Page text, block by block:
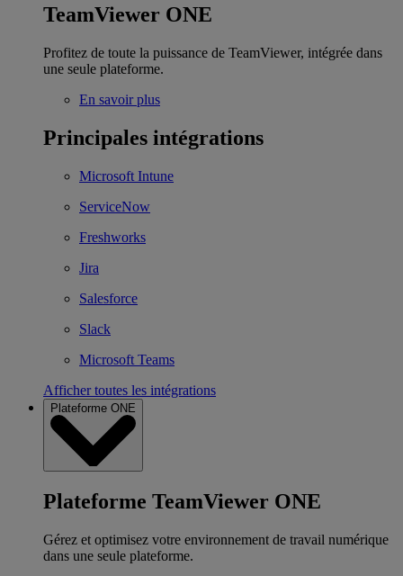
TeamViewer ONE
Profitez de toute la puissance de TeamViewer, intégrée dans
une seule plateforme.
En savoir plus
Principales intégrations
Microsoft Intune
ServiceNow
Freshworks
Jira
Salesforce
Slack
Microsoft Teams
Afficher toutes les intégrations
Plateforme ONE
Plateforme TeamViewer ONE
Gérez et optimisez votre environnement de travail numérique
dans une seule plateforme.